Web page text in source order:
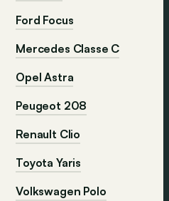
Ford Focus
Mercedes Classe C
Opel Astra
Peugeot 208
Renault Clio
Toyota Yaris
Volkswagen Polo